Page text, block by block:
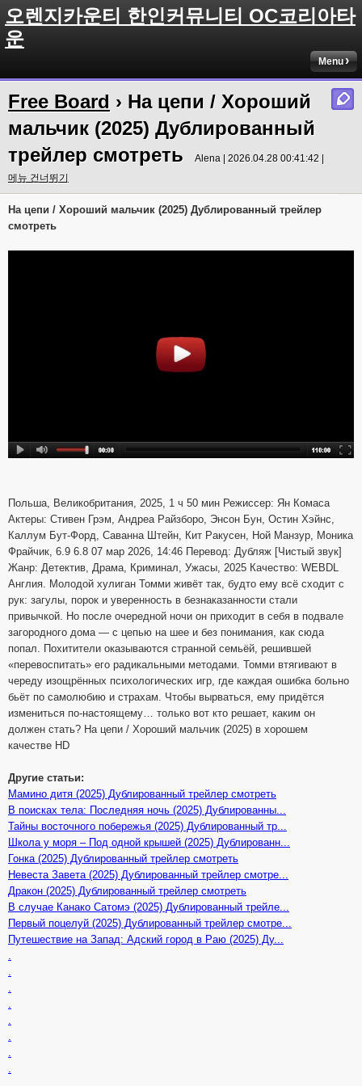
오렌지카운티 한인커뮤니티 OC코리아타
운
Menu
Free Board › На цепи / Хороший
мальчик (2025) Дублированный
трейлер смотреть
Alena | 2026.04.28 00:41:42 |
메뉴 건너뛰기
На цепи / Хороший мальчик (2025) Дублированный трейлер
смотреть
Польша, Великобритания, 2025, 1 ч 50 мин Режиссер: Ян Комаса
Актеры: Стивен Грэм, Андреа Райзборо, Энсон Бун, Остин Хэйнс,
Каллум Бут-Форд, Саванна Штейн, Кит Ракусен, Ной Манзур, Моника
Фрайчик, 6.9 6.8 07 мар 2026, 14:46 Перевод: Дубляж [Чистый звук]
Жанр: Детектив, Драма, Криминал, Ужасы, 2025 Качество: WEBDL
Англия. Молодой хулиган Томми живёт так, будто ему всё сходит с
рук: загулы, порок и уверенность в безнаказанности стали
привычкой. Но после очередной ночи он приходит в себя в подвале
загородного дома — с цепью на шее и без понимания, как сюда
попал. Похитители оказываются странной семьёй, решившей
«перевоспитать» его радикальными методами. Томми втягивают в
череду изощрённых психологических игр, где каждая ошибка больно
бьёт по самолюбию и страхам. Чтобы вырваться, ему придётся
измениться по-настоящему… только вот кто решает, каким он
должен стать? На цепи / Хороший мальчик (2025) в хорошем
качестве HD
Другие статьи:
Мамино дитя (2025) Дублированный трейлер смотреть
В поисках тела: Последняя ночь (2025) Дублированны...
Тайны восточного побережья (2025) Дублированный тр...
Школа у моря – Под одной крышей (2025) Дублированн...
Гонка (2025) Дублированный трейлер смотреть
Невеста Завета (2025) Дублированный трейлер смотре...
Дракон (2025) Дублированный трейлер смотреть
В случае Канако Сатомэ (2025) Дублированный трейле...
Первый поцелуй (2025) Дублированный трейлер смотре...
Путешествие на Запад: Адский город в Раю (2025) Ду...